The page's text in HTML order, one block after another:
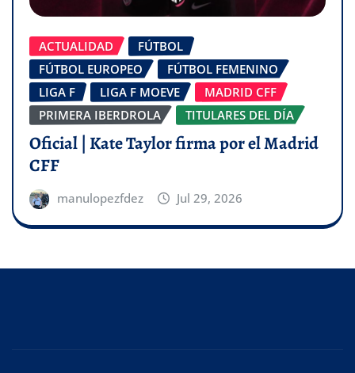
ACTUALIDAD
FÚTBOL
FÚTBOL EUROPEO
FÚTBOL FEMENINO
LIGA F
LIGA F MOEVE
MADRID CFF
PRIMERA IBERDROLA
TITULARES DEL DÍA
Oficial | Kate Taylor firma por el Madrid
CFF
manulopezfdez Jul 29, 2026